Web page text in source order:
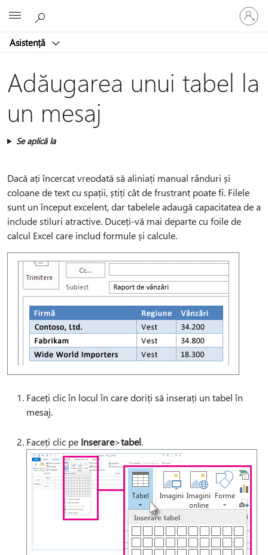
Asistență
vă
la
dvs.
Adăugarea unui tabel la
un mesaj
Se aplică la
Dacă ați încercat vreodată să aliniați manual rânduri și
coloane de text cu spații, știți cât de frustrant poate fi. Filele
sunt un început excelent, dar tabelele adaugă capacitatea de a
include stiluri atractive. Duceți-vă mai departe cu foile de
calcul Excel care includ formule și calcule.
Faceți clic în locul în care doriți să inserați un tabel în
mesaj.
Faceți clic pe Inserare>tabel.